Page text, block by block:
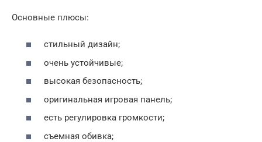
Основные плюсы:
стильный дизайн;
очень устойчивые;
высокая безопасность;
оригинальная игровая панель;
есть регулировка громкости;
съемная обивка;